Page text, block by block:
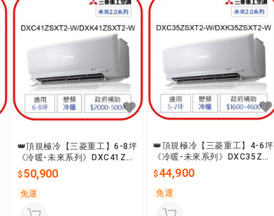
👑頂規極冷【三菱重工】6-8坪
《冷暖-未來系列》DXC41ZS
XT2-W/DXK41ZSXT2-W變
頻一級最省電
50,900
免運
👑頂規極冷【三菱重工】4-6坪
《冷暖-未來系列》DXC35ZS
XT2-W/DXK35ZSXT2-W變
頻一級最省電
44,900
免運